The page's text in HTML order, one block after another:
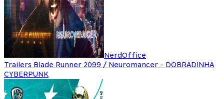
NerdOffice
Trailers Blade Runner 2099 / Neuromancer - DOBRADINHA
CYBERPUNK